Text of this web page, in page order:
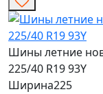
Шины летние
225/40 R19 93Y
Ширина225